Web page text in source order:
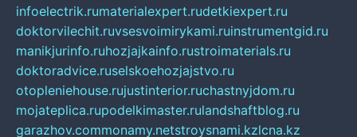
infoelectrik.rumaterialexpert.rudetkiexpert.ru
doktorvilechit.ruvsesvoimirykami.ruinstrumentgid.ru
manikjurinfo.ruhozjajkainfo.rustroimaterials.ru
doktoradvice.ruselskoehozjajstvo.ru
otopleniehouse.rujustinterior.ruchastnyjdom.ru
mojateplica.rupodelkimaster.rulandshaftblog.ru
garazhov.commonamy.netstroysnami.kzlcna.kz